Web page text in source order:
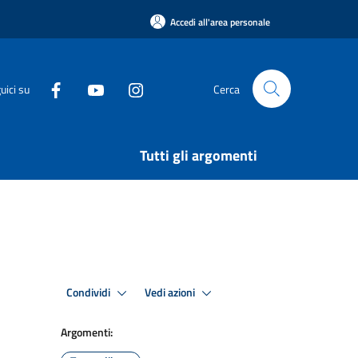
Accedi all'area personale
su Cerca
Tutti gli argomenti
Condividi Vedi azioni
Argomenti: